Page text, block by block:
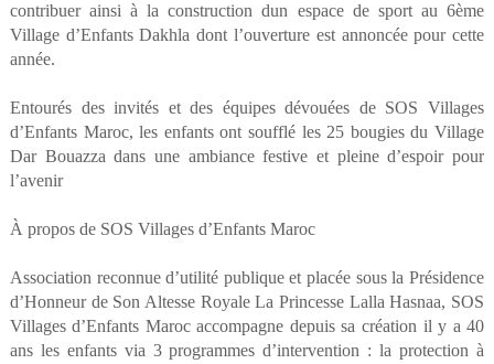
contribuer ainsi à la construction dun espace de sport au 6ème
Village d’Enfants Dakhla dont l’ouverture est annoncée pour cette
année.
Entourés des invités et des équipes dévouées de SOS Villages
d’Enfants Maroc, les enfants ont soufflé les 25 bougies du Village
Dar Bouazza dans une ambiance festive et pleine d’espoir pour
l’avenir
À propos de SOS Villages d’Enfants Maroc
Association reconnue d’utilité publique et placée sous la Présidence
d’Honneur de Son Altesse Royale La Princesse Lalla Hasnaa, SOS
Villages d’Enfants Maroc accompagne depuis sa création il y a 40
ans les enfants via 3 programmes d’intervention : la protection à